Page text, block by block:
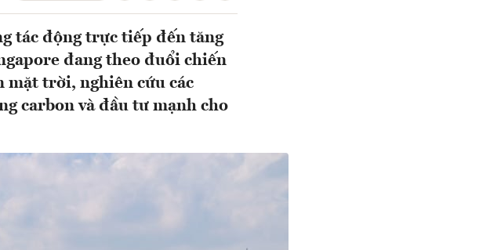
tác động trực tiếp đến tăng
đang theo đuổi chiến
mặt trời, nghiên cứu các
carbon và đầu tư mạnh cho